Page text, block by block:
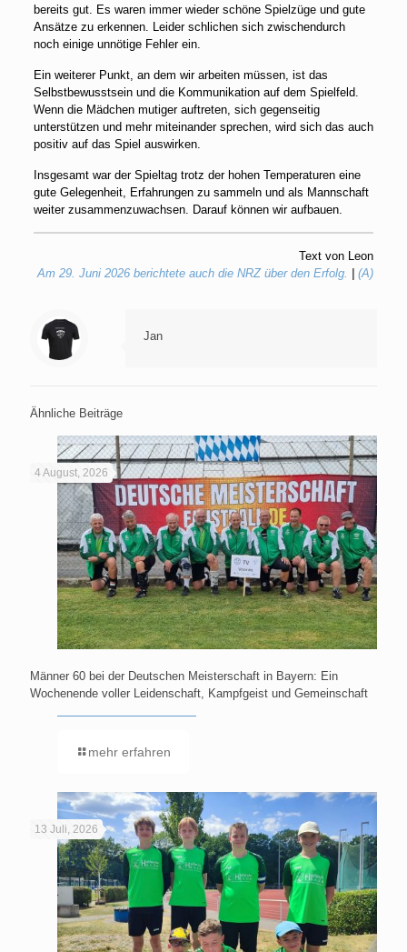
bereits gut. Es waren immer wieder schöne Spielzüge und gute
Ansätze zu erkennen. Leider schlichen sich zwischendurch
noch einige unnötige Fehler ein.
Ein weiterer Punkt, an dem wir arbeiten müssen, ist das
Selbstbewusstsein und die Kommunikation auf dem Spielfeld.
Wenn die Mädchen mutiger auftreten, sich gegenseitig
unterstützen und mehr miteinander sprechen, wird sich das auch
positiv auf das Spiel auswirken.
Insgesamt war der Spieltag trotz der hohen Temperaturen eine
gute Gelegenheit, Erfahrungen zu sammeln und als Mannschaft
weiter zusammenzuwachsen. Darauf können wir aufbauen.
Text von Leon
Am 29. Juni 2026 berichtete auch die NRZ über den Erfolg.
|(A)
Jan
Ähnliche Beiträge
4 August, 2026
Männer 60 bei der Deutschen Meisterschaft in Bayern: Ein
Wochenende voller Leidenschaft, Kampfgeist und Gemeinschaft
mehr erfahren
13 Juli, 2026